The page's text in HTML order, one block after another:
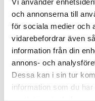
och annonserna till
för sociala medier och
vidarebefordrar även
information från din
annons- och
Dessa kan i sin tur
information som du